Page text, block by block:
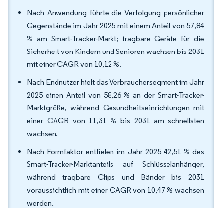
Nach Anwendung führte die Verfolgung persönlicher
Gegenstände im Jahr 2025 mit einem Anteil von 57,84
% am Smart-Tracker-Markt; tragbare Geräte für die
Sicherheit von Kindern und Senioren wachsen bis 2031
mit einer CAGR von 10,12 %.
Nach Endnutzer hielt das Verbrauchersegment im Jahr
2025 einen Anteil von 58,26 % an der Smart-Tracker-
Marktgröße, während Gesundheitseinrichtungen mit
einer CAGR von 11,31 % bis 2031 am schnellsten
wachsen.
Nach Formfaktor entfielen im Jahr 2025 42,51 % des
Smart-Tracker-Marktanteils auf Schlüsselanhänger,
während tragbare Clips und Bänder bis 2031
voraussichtlich mit einer CAGR von 10,47 % wachsen
werden.